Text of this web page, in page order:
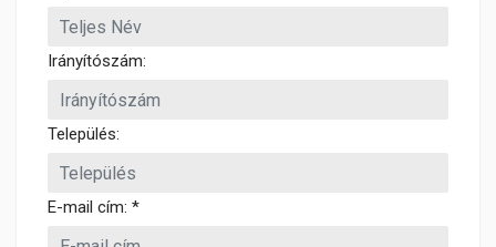
Irányítószám:
Település:
E-mail cím: *